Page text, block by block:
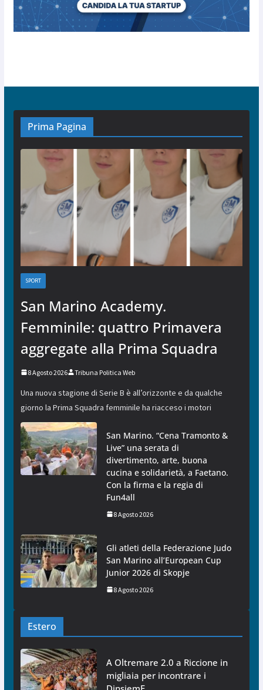
Prima Pagina
SPORT
San Marino Academy.
Femminile: quattro Primavera
aggregate alla Prima Squadra
8 Agosto 2026 Tribuna Politica Web
Una nuova stagione di Serie B è all’orizzonte e da qualche
giorno la Prima Squadra femminile ha riacceso i motori
San Marino. “Cena Tramonto &
Live” una serata di
divertimento, arte, buona
cucina e solidarietà, a Faetano.
Con la firma e la regia di
Fun4all
8 Agosto 2026
Gli atleti della Federazione Judo
San Marino all’European Cup
Junior 2026 di Skopje
8 Agosto 2026
Estero
A Oltremare 2.0 a Riccione in
migliaia per incontrare i